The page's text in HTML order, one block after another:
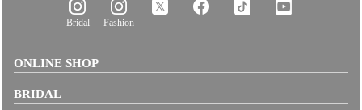
Bridal Fashion
ONLINE SHOP
BRIDAL